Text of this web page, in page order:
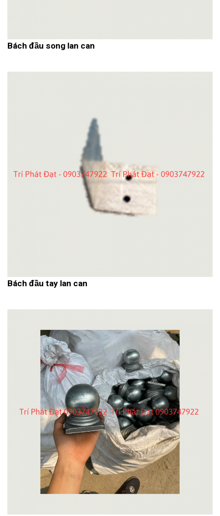
Bách đầu song lan can
Bách đầu tay lan can